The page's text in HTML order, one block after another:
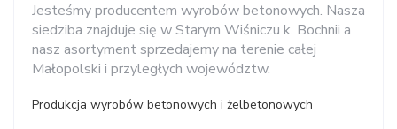
Jesteśmy producentem wyrobów betonowych. Nasza
siedziba znajduje się w Starym Wiśniczu k. Bochnii a
nasz asortyment sprzedajemy na terenie całej
Małopolski i przyległych województw.
Produkcja wyrobów betonowych i żelbetonowych